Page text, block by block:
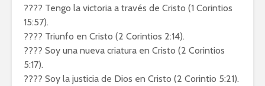
???? Tengo la victoria a través de Cristo (1 Corintios
15:57).
???? Triunfo en Cristo (2 Corintios 2:14).
???? Soy una nueva criatura en Cristo (2 Corintios
5:17).
???? Soy la justicia de Dios en Cristo (2 Corintio 5:21).